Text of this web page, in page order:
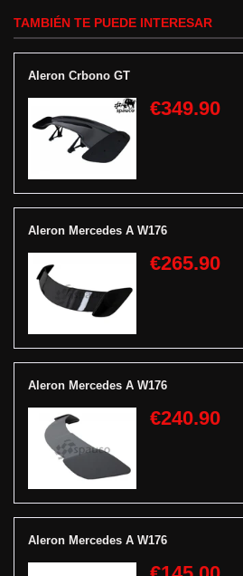
TAMBIÉN TE PUEDE INTERESAR
Aleron Crbono GT
€349.90
Aleron Mercedes A W176
€265.90
Aleron Mercedes A W176
€240.90
Aleron Mercedes A W176